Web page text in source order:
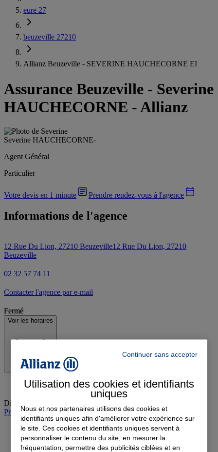
eure 27
beuzeville 27210
Allianz Beuzeville - SEVERINE HAUCHECORNE EI
Assurance Beuzeville - Severine
HAUCHECORNE - Allianz
Severine HAUCHECORNE-
Agent Général
Particulier
Votre devis en 1 minute Prendre rendez-vous à l'agence
Informations de l'agence
12 Rue Du Lion, 27210 Beuzeville12 Rue Du Lion, 27210
Beuzeville
02 32 57 74 11
Contacter l'agence par e-mail
Fermé
Voir les horaires
Dimanche
Prendre rendez-vous à l'agence
Continuer sans accepter
Utilisation des cookies et identifiants
uniques
Nous et nos partenaires utilisons des cookies et
identifiants uniques afin d'améliorer votre expérience sur
le site. Ces cookies et identifiants uniques servent à
personnaliser le contenu du site, en mesurer la
fréquentation, permettre des publicités ciblées et en